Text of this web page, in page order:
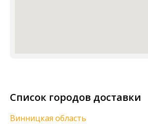
Список городов доставки
Винницкая область